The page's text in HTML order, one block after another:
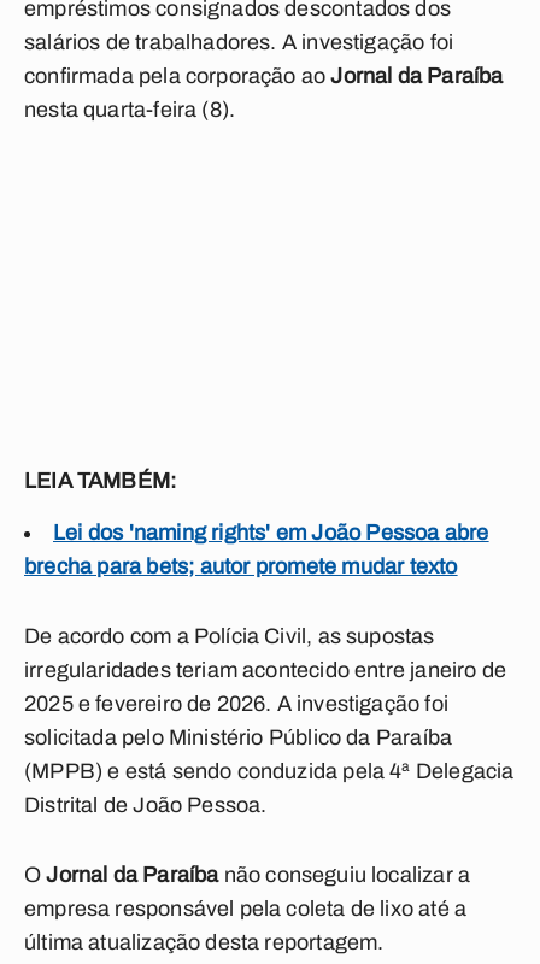
empréstimos consignados descontados dos
salários de trabalhadores. A investigação foi
confirmada pela corporação aoJornal da Paraíba
nesta quarta-feira (8).
LEIA TAMBÉM:
Lei dos 'naming rights' em João Pessoa abre
brecha para bets; autor promete mudar texto
De acordo com a Polícia Civil, as supostas
irregularidades teriam acontecido entre janeiro de
2025 e fevereiro de 2026. A investigação foi
solicitada pelo Ministério Público da Paraíba
(MPPB) e está sendo conduzida pela 4ª Delegacia
Distrital de João Pessoa.
OJornal da Paraíbanão conseguiu localizar a
empresa responsável pela coleta de lixo até a
última atualização desta reportagem.